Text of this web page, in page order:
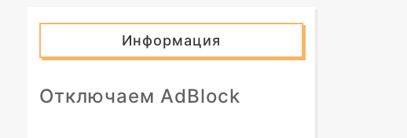
Информация
Отключаем AdBlock